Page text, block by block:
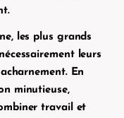
les plus grands
leurs
En
minutieuse,
travail et